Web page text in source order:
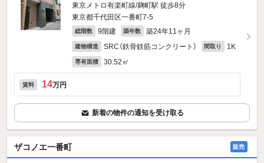
東京メトロ有楽町線/麹町駅 徒歩8分
東京都千代田区一番町7‐5
総階数 9階建 築年数 築24年11ヶ月
建物構造 SRC（鉄骨鉄筋コンクリート） 間取り 1K
専有面積 30.52㎡
賃料 14万円
新着の物件の通知を受け取る
ザコノエ一番町 販売